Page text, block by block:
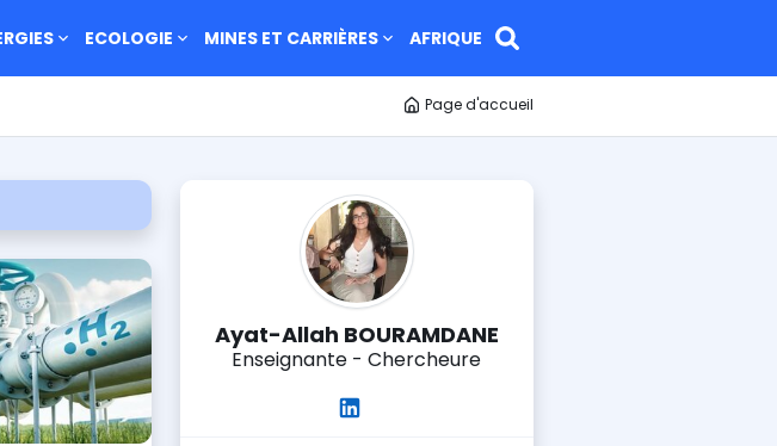
ECOLOGIE MINES ET CARRIÈRES AFRIQUE
Page d'accueil
Ayat-Allah BOURAMDANE
Enseignante - Chercheure